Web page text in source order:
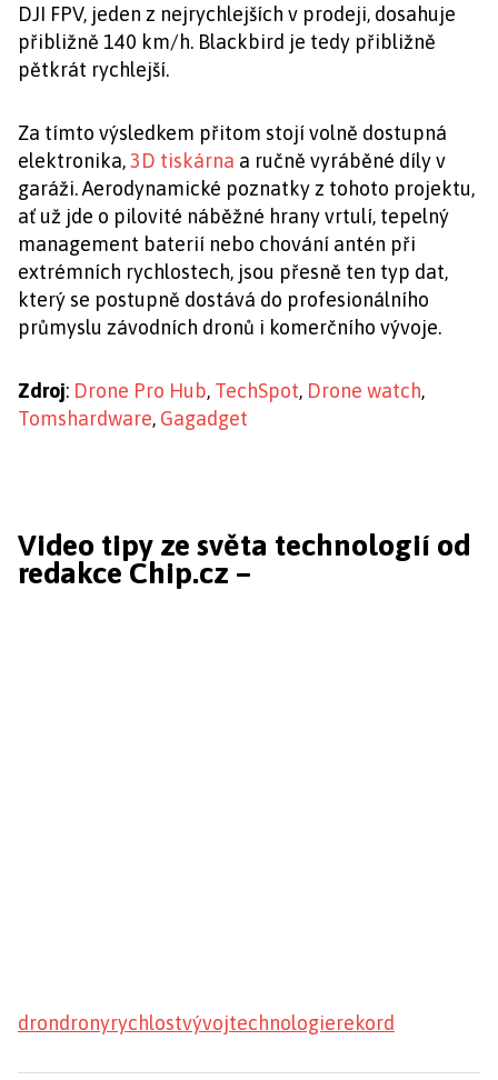
DJI FPV, jeden z nejrychlejších v prodeji, dosahuje
přibližně 140 km/h. Blackbird je tedy přibližně
pětkrát rychlejší.
Za tímto výsledkem přitom stojí volně dostupná
elektronika,3D tiskárna a ručně vyráběné díly v
garáži. Aerodynamické poznatky z tohoto projektu,
ať už jde o pilovité náběžné hrany vrtulí, tepelný
management baterií nebo chování antén při
extrémních rychlostech, jsou přesně ten typ dat,
který se postupně dostává do profesionálního
průmyslu závodních dronů i komerčního vývoje.
Zdroj: Drone Pro Hub, TechSpot, Drone watch,
Tomshardware, Gagadget
Video tipy ze světa technologií od
redakce Chip.cz –
drondronyrychlostvývojtechnologierekord